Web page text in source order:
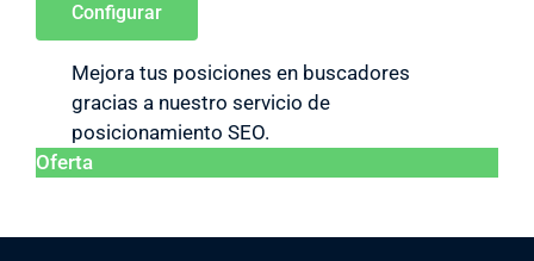
Configurar
Mejora tus posiciones en buscadores
gracias a nuestro servicio de
posicionamiento SEO.
Oferta